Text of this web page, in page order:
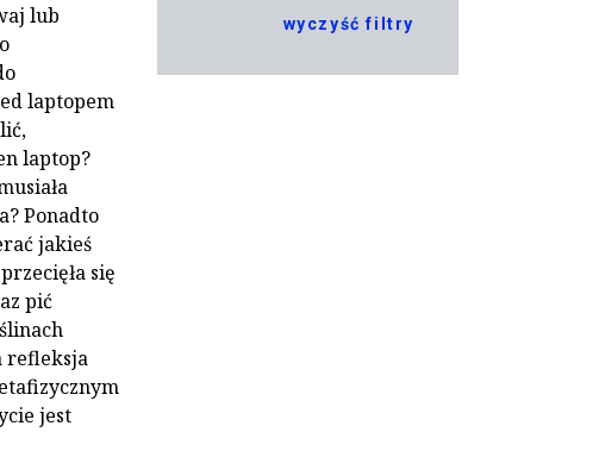
lub
laptopem
laptop?
Ponadto
jakieś
się
pić
refleksja
jest
wyczyść filtry